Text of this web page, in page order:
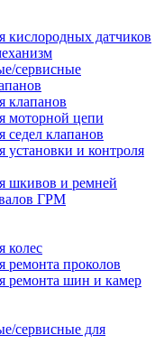
кислородных датчиков
сервисные
клапанов
моторной цепи
седел клапанов
установки и контроля
шкивов и ремней
ГРМ
колес
ремонта проколов
ремонта шин и камер
сервисные для